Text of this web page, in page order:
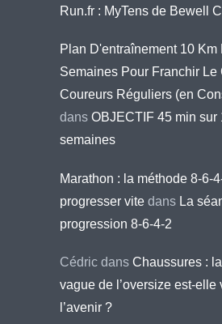
Run.fr : MyTens de Bewell
Plan D'entraînement 10 Km
Semaines Pour Franchir Le
Coureurs Réguliers (en
dans OBJECTIF 45 min sur
semaines
Marathon : la méthode 8-6-
progresser vite dans La
progression 8-6-4-2
Cédric dans Chaussures :
vague de l’oversize est-elle
l’avenir ?